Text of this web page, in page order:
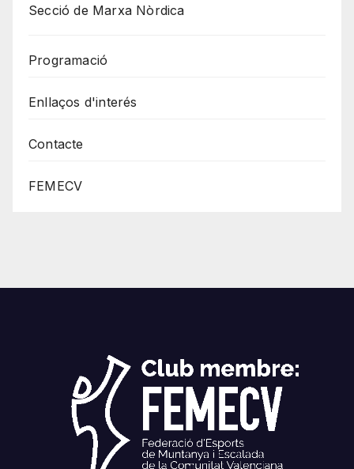
Secció de Marxa Nòrdica
Programació
Enllaços d'interés
Contacte
FEMECV